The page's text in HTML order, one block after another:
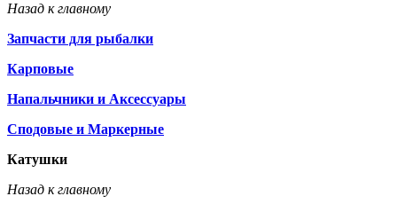
Назад к главному
Запчасти для рыбалки
Карповые
Напальчники и Аксессуары
Сподовые и Маркерные
Катушки
Назад к главному